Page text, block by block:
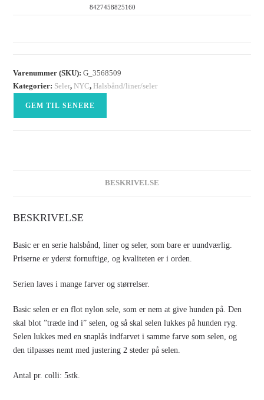
8427458825160
Varenummer (SKU):G_3568509
Kategorier: Seler, NYC, Halsbånd/liner/seler
GEM TIL SENERE
BESKRIVELSE
BESKRIVELSE
Basic er en serie halsbånd, liner og seler, som bare er uundværlig.
Priserne er yderst fornuftige, og kvaliteten er i orden.
Serien laves i mange farver og størrelser.
Basic selen er en flot nylon sele, som er nem at give hunden på. Den
skal blot ”træde ind i” selen, og så skal selen lukkes på hunden ryg.
Selen lukkes med en snaplås indfarvet i samme farve som selen, og
den tilpasses nemt med justering 2 steder på selen.
Antal pr. colli: 5stk.